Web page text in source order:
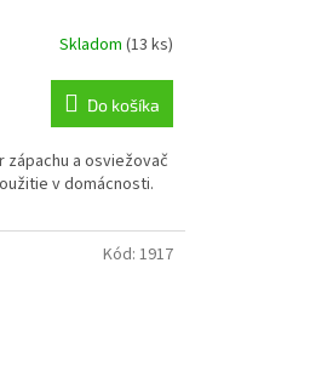
Skladom (13 ks)
Do košíka
a osviežovač
v domácnosti.
Kód: 1917